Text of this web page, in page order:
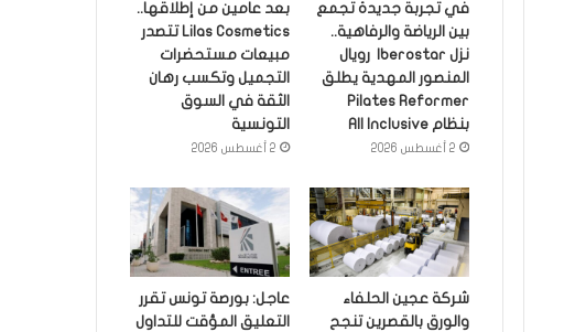
في تجربة جديدة تجمع
بين الرياضة والرفاهية..
نزل Iberostar رويال
المنصور المهدية يطلق
Pilates Reformer
بنظام All Inclusive
2 أغسطس 2026
بعد عامين من إطلاقها..
Lilas Cosmetics تتصدر
مبيعات مستحضرات
التجميل وتكسب رهان
الثقة في السوق
التونسية
2 أغسطس 2026
شركة عجين الحلفاء
والورق بالقصرين تنجح
عاجل: بورصة تونس تقرر
التعليق المؤقت للتداول